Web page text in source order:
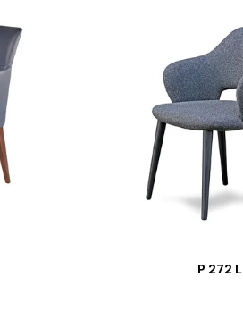
P 272 L